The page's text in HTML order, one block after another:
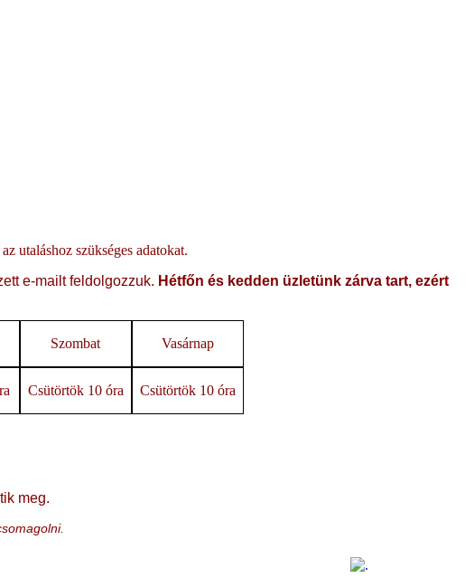
utaláshoz szükséges adatokat.
e-mailt feldolgozzuk. Hétfőn és kedden üzletünk zárva tart, ezért
Szombat Vasárnap
Csütörtök 10 óra Csütörtök 10 óra
meg.